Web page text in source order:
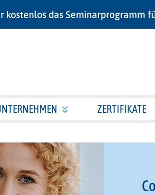
kostenlos das Seminarprogramm
ZERTIFIKATE